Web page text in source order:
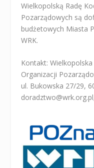
Wielkopolską Radę
Pozarządowych są
budżetowych Miasta
WRK.
Kontakt:
Organizacji
ul. Bukowska 27/29,